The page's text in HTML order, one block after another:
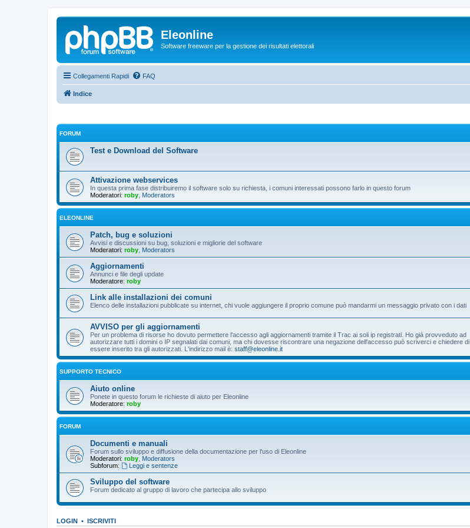
Eleonline
Software freeware per la gestione dei risultati elettorali
Collegamenti Rapidi FAQ
Indice
FORUM
Test e Download del Software
Attivazione webservices
In questa prima fase distribuiremo il software solo su richiesta, i comuni interessati possono farlo in questo forum
Moderatori: roby Moderators
ELEONLINE
Patch, bug e soluzioni
Avvisi e discussioni su bug, soluzioni e migliorie del software
Moderatori: roby Moderators
Aggiornamenti
Annunci e file degli update
Moderatore: roby
Link alle installazioni dei comuni
Elenco delle installazioni pubblicate su internet, chi vuole aggiungere il proprio comune può mandarmi un messaggio privato con i dati
AVVISO per gli aggiornamenti
Per un problema di risorse ho dovuto permettere l'accesso agli aggiornamenti tramite il Trac ai soli ip registrati. Ho già provveduto ad
autorizzare tutti i domini o IP segnalati dai comuni, ma chi dovesse riscontrare una negazione dell'accesso può scriverci e chiedere di
essere inserito tra gli autorizzati. L'indirizzo mail è: staff@eleonline.it
SUPPORTO TECNICO
Aiuto online
Ponete in questo forum le richieste di aiuto per Eleonline
Moderatore: roby
FORUM
Documenti e manuali
Forum sullo sviluppo e diffusione della documentazione per l'uso di Eleonline
Moderatori: roby Moderators
Subforum:
Leggi e sentenze
Sviluppo del software
Forum dedicato al gruppo di lavoro che partecipa allo sviluppo
LOGIN • ISCRIVITI